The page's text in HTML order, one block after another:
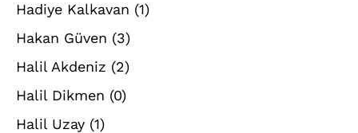
Hadiye Kalkavan (1)
Hakan Güven (3)
Halil Akdeniz (2)
Halil Dikmen (0)
Halil Uzay (1)